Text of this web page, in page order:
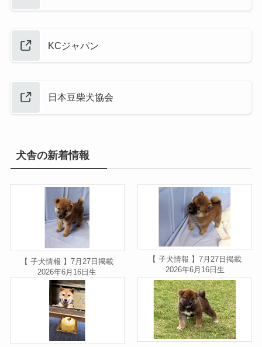
KCジャパン
日本豆柴犬協会
犬舎の新着情報
【 子犬情報 】7月27日掲載
2026年6月16日生
【 子犬情報 】7月27日掲載
2026年6月16日生